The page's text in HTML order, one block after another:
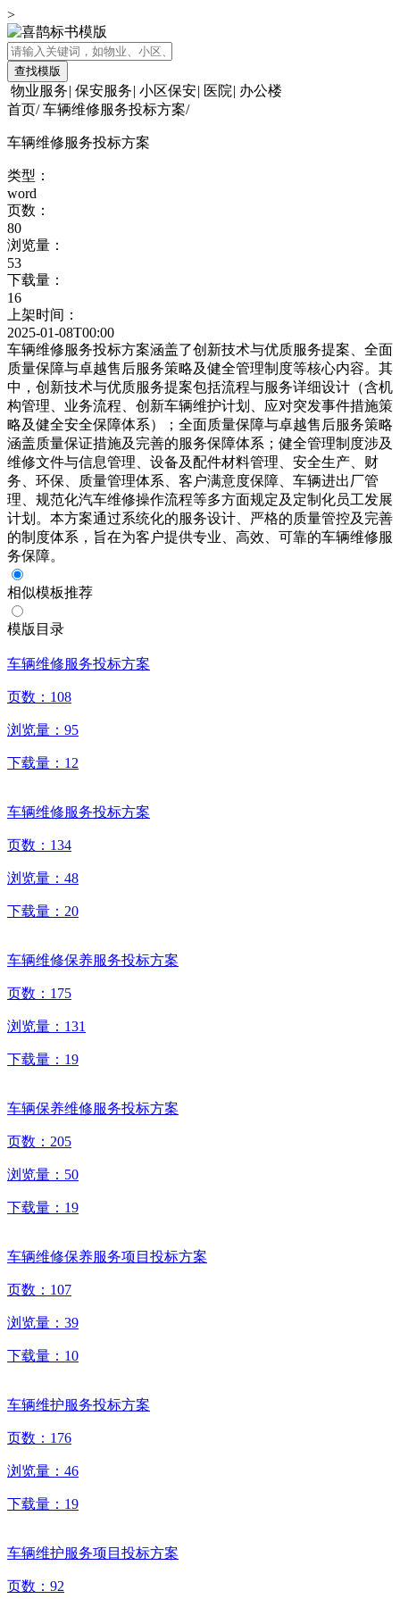
>
查找模版
物业服务| 保安服务| 小区保安| 医院| 办公楼
首页/ 车辆维修服务投标方案/
车辆维修服务投标方案
类型：
word
页数：
80
浏览量：
53
下载量：
16
上架时间：
2025-01-08T00:00
车辆维修服务投标方案涵盖了创新技术与优质服务提案、全面
质量保障与卓越售后服务策略及健全管理制度等核心内容。其
中，创新技术与优质服务提案包括流程与服务详细设计（含机
构管理、业务流程、创新车辆维护计划、应对突发事件措施策
略及健全安全保障体系）；全面质量保障与卓越售后服务策略
涵盖质量保证措施及完善的服务保障体系；健全管理制度涉及
维修文件与信息管理、设备及配件材料管理、安全生产、财
务、环保、质量管理体系、客户满意度保障、车辆进出厂管
理、规范化汽车维修操作流程等多方面规定及定制化员工发展
计划。本方案通过系统化的服务设计、严格的质量管控及完善
的制度体系，旨在为客户提供专业、高效、可靠的车辆维修服
务保障。
相似模板推荐
模版目录
车辆维修服务投标方案
页数： 108
浏览量： 95
下载量： 12
车辆维修服务投标方案
页数： 134
浏览量： 48
下载量： 20
车辆维修保养服务投标方案
页数： 175
浏览量： 131
下载量： 19
车辆保养维修服务投标方案
页数： 205
浏览量： 50
下载量： 19
车辆维修保养服务项目投标方案
页数： 107
浏览量： 39
下载量： 10
车辆维护服务投标方案
页数： 176
浏览量： 46
下载量： 19
车辆维护服务项目投标方案
页数： 92